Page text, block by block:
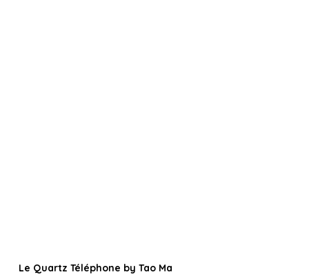
Le Quartz Téléphone by Tao Ma